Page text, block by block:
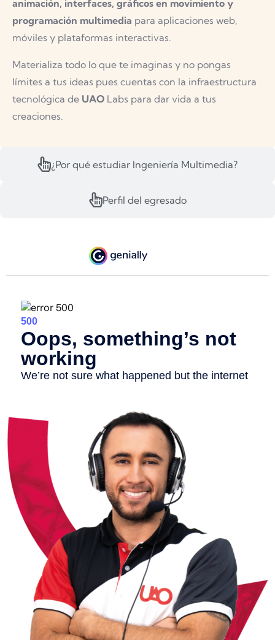
¿Por qué estudiar Ingeniería Multimedia?
Perfil del egresado
animación, interfaces, gráficos en movimiento y
programación multimedia para aplicaciones web,
móviles y plataformas interactivas.
Materializa todo lo que te imaginas y no pongas
límites a tus ideas pues cuentas con la infraestructura
tecnológica de UAO Labs para dar vida a tus
creaciones.